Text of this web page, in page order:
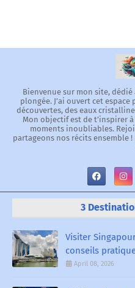
Bienvenue sur mon site,
plongée. J’ai ouvert cet
découvertes, des eaux
Mon objectif est de t’inspirer
moments inoubliables.
partageons nos récits ensemble
3
Visiter
conseils
April 08, 2026